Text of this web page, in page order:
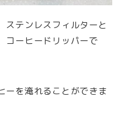
ステンレスフィルターと
コーヒードリッパーで
ーを淹れることができま